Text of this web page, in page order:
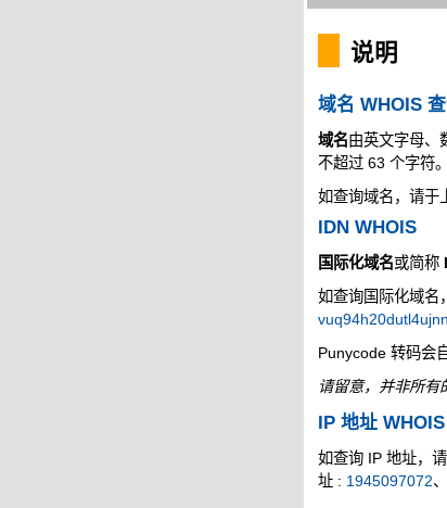
说明
域名 WHOIS
域名由英文字母、
不超过 63 个字符
如查询域名，请于
IDN WHOIS
国际化域名或简称
如查询国际化域名
Punycode 转码会
请留意，并非所有
IP 地址
如查询 IP 地址，
址 : 1945097072